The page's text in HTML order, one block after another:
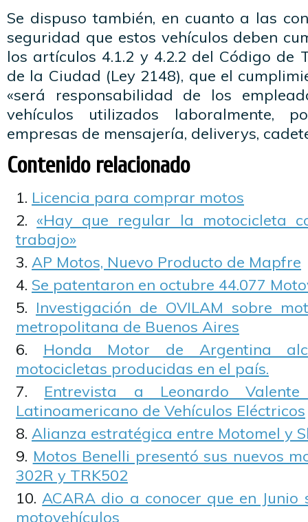
Se dispuso también, en cuanto a las
seguridad que estos vehículos deben
los artículos 4.1.2 y 4.2.2 del Código de
de la Ciudad (Ley 2148), que el
«será responsabilidad de los
vehículos utilizados laboralmente,
empresas de mensajería, deliverys,
Contenido relacionado
Licencia para comprar motos
«Hay que regular la motocicleta
trabajo»
AP Motos, Nuevo Producto de Mapfre
Se patentaron en octubre 44.077
Investigación de OVILAM sobre
metropolitana de Buenos Aires
Honda Motor de Argentina
motocicletas producidas en el país.
Entrevista a Leonardo
Latinoamericano de Vehículos Eléctricos
Alianza estratégica entre Motomel y
Motos Benelli presentó sus nuevos
302R y TRK502
ACARA dio a conocer que en Junio
motovehículos